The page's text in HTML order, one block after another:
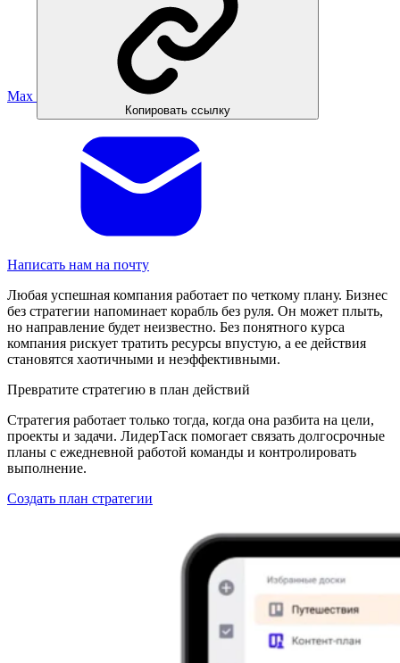
Max
Копировать ссылку
Написать нам на почту
Любая успешная компания работает по четкому плану. Бизнес
без стратегии напоминает корабль без руля. Он может плыть,
но направление будет неизвестно. Без понятного курса
компания рискует тратить ресурсы впустую, а ее действия
становятся хаотичными и неэффективными.
Превратите стратегию в план действий
Стратегия работает только тогда, когда она разбита на цели,
проекты и задачи. ЛидерТаск помогает связать долгосрочные
планы с ежедневной работой команды и контролировать
выполнение.
Создать план стратегии